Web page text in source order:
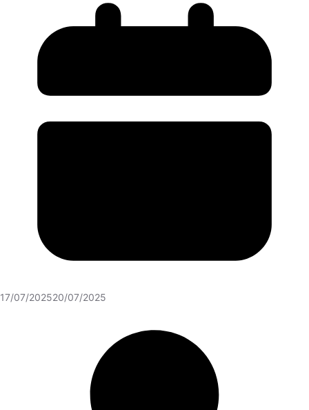
17/07/202520/07/2025